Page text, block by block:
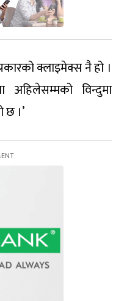
क्लाइमेक्स नै हो ।
अहिलेसम्मको विन्दुमा
।’